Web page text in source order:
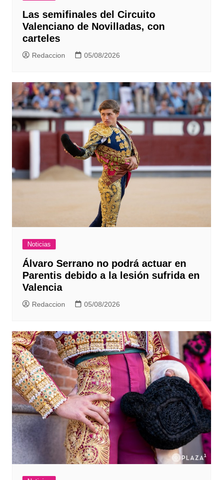
Las semifinales del Circuito
Valenciano de Novilladas, con
carteles
Redaccion 05/08/2026
Noticias
Álvaro Serrano no podrá actuar en
Parentis debido a la lesión sufrida en
Valencia
Redaccion 05/08/2026